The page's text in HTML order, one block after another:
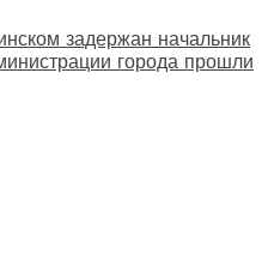
задержан начальник
города прошли